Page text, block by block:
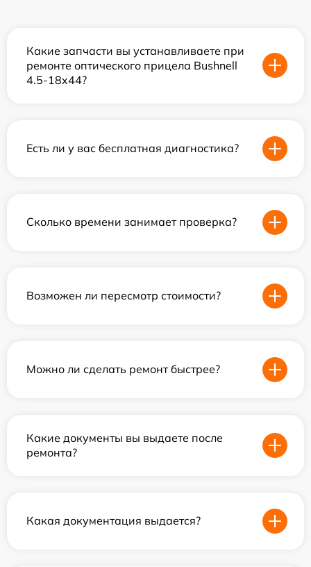
Какие запчасти вы устанавливаете при
ремонте оптического прицела Bushnell
4.5-18x44?
Есть ли у вас бесплатная диагностика?
Сколько времени занимает проверка?
Возможен ли пересмотр стоимости?
Можно ли сделать ремонт быстрее?
Какие документы вы выдаете после
ремонта?
Какая документация выдается?